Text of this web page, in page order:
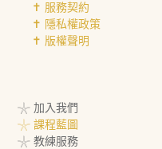
✝︎ 服務契約
✝︎ 隱私權政策
✝︎ 版權聲明
𓇼 加入我們
𓇼 課程藍圖
𓇼 教練服務